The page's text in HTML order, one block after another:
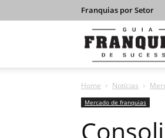
Franquias por Setor
Home Notícias
Mercado de franquias